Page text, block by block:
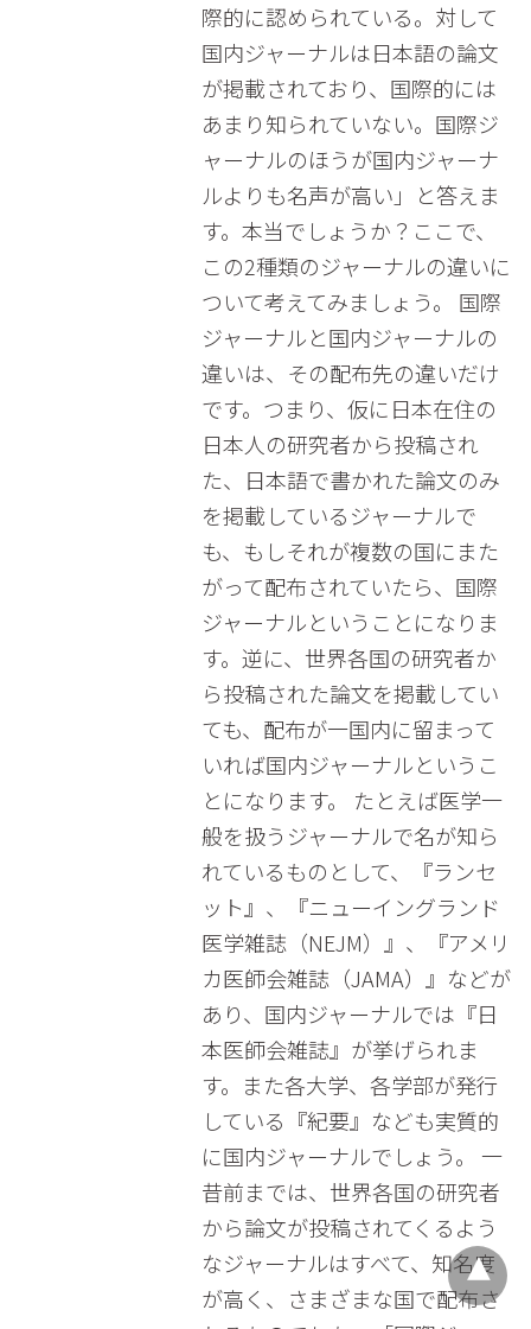
際的に認められている。対して
国内ジャーナルは日本語の論文
が掲載されており、国際的には
あまり知られていない。国際ジ
ャーナルのほうが国内ジャーナ
ルよりも名声が高い」と答えま
す。本当でしょうか？ここで、
この2種類のジャーナルの違いに
ついて考えてみましょう。 国際
ジャーナルと国内ジャーナルの
違いは、その配布先の違いだけ
です。つまり、仮に日本在住の
日本人の研究者から投稿され
た、日本語で書かれた論文のみ
を掲載しているジャーナルで
も、もしそれが複数の国にまた
がって配布されていたら、国際
ジャーナルということになりま
す。逆に、世界各国の研究者か
ら投稿された論文を掲載してい
ても、配布が一国内に留まって
いれば国内ジャーナルというこ
とになります。 たとえば医学一
般を扱うジャーナルで名が知ら
れているものとして、『ランセ
ット』、『ニューイングランド
医学雑誌（NEJM）』、『アメリ
カ医師会雑誌（JAMA）』などが
あり、国内ジャーナルでは『日
本医師会雑誌』が挙げられま
す。また各大学、各学部が発行
している『紀要』なども実質的
に国内ジャーナルでしょう。 一
昔前までは、世界各国の研究者
から論文が投稿されてくるよう
なジャーナルはすべて、知名度
が高く、さまざまな国で配布さ